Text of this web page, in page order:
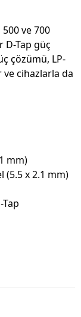
ve 700
Tap güç
çözümü, LP-
cihazlarla da
mm)
(5.5 x 2.1 mm)